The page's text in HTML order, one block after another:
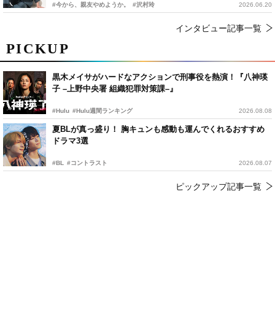
PICKUP
黒木メイサがハードなアクションで刑事役を熱演！『八神瑛
子 –上野中央署 組織犯罪対策課–』
#Hulu #Hulu週間ランキング 2026.08.08
夏BLが真っ盛り！ 胸キュンも感動も運んでくれるおすすめ
ドラマ3選
#BL #コントラスト 2026.08.07
ピックアップ記事一覧
#今から、親友やめようか。 #沢村玲 2026.06.20
インタビュー記事一覧